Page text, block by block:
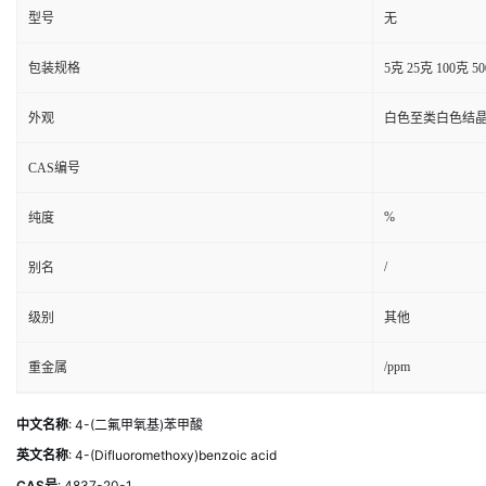
型号 无
包装规格 5克 25克 100克
外观 白色至类白色结
CAS编号
纯度 %
别名 /
级别 其他
重金属 /ppm
中文名称: 4-(二氟甲氧基)苯甲酸
英文名称: 4-(Difluoromethoxy)benzoic acid